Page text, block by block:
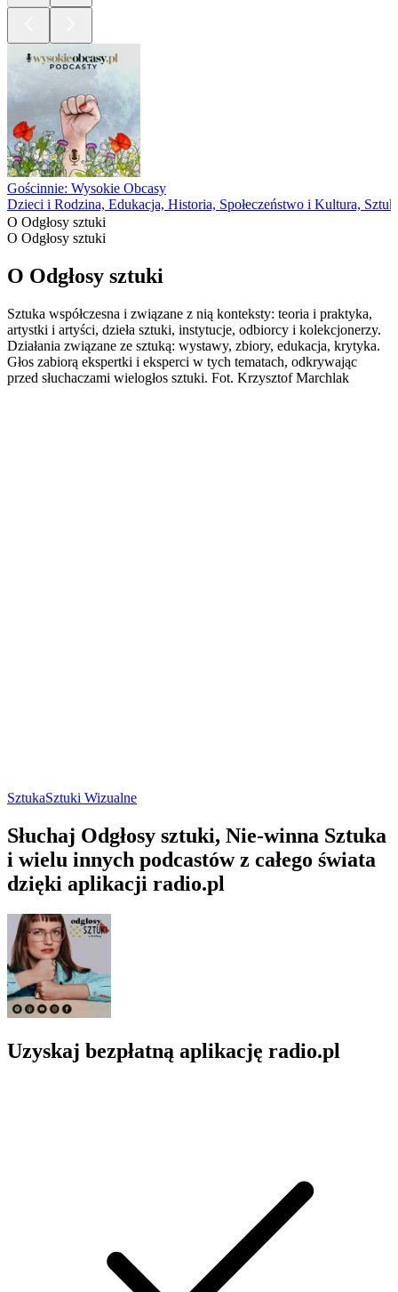
Gościnnie: Wysokie Obcasy
Dzieci i Rodzina, Edukacja, Historia, Społeczeństwo i Kultura,
O Odgłosy sztuki
O Odgłosy sztuki
O Odgłosy sztuki
Sztuka współczesna i związane z nią konteksty: teoria i praktyka,
artystki i artyści, dzieła sztuki, instytucje, odbiorcy i kolekcjonerzy.
Działania związane ze sztuką: wystawy, zbiory, edukacja, krytyka.
Głos zabiorą ekspertki i eksperci w tych tematach, odkrywając
przed słuchaczami wielogłos sztuki. Fot. Krzysztof Marchlak
SztukaSztuki Wizualne
Słuchaj Odgłosy sztuki, Nie-winna Sztuka
i wielu innych podcastów z całego świata
dzięki aplikacji radio.pl
Uzyskaj bezpłatną aplikację radio.pl